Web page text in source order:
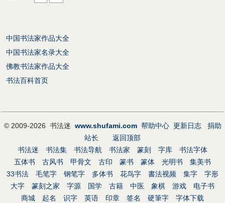
中国书法家作品大全
中国书法家名录大全
佛教书法家作品大全
书法百科首页
© 2009-2026 书法迷 www.shufami.com 帮助中心 更新日志
捐助
站长
返回顶部
书法迷
书法集 书法导航 书法家 篆刻 字库
书法字体
五体书
古风书 甲骨文 古印 篆书 篆体 光明书
集美书
33书法
毛笔字 钢笔字 多体书 花鸟字 書法视频 集字
字形
大字
篆刻之家 字源 国学 古籍 中医 象棋 游戏
电子书
商城
起名 识字 英语 印章 签名 硬筆字 字体下载